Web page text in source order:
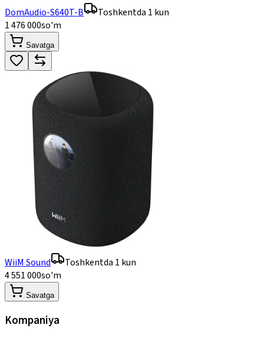
DomAudio-S640T-B
Toshkentda 1 kun
1 476 000so'm
Savatga
WiiM Sound
Toshkentda 1 kun
4 551 000so'm
Savatga
Kompaniya